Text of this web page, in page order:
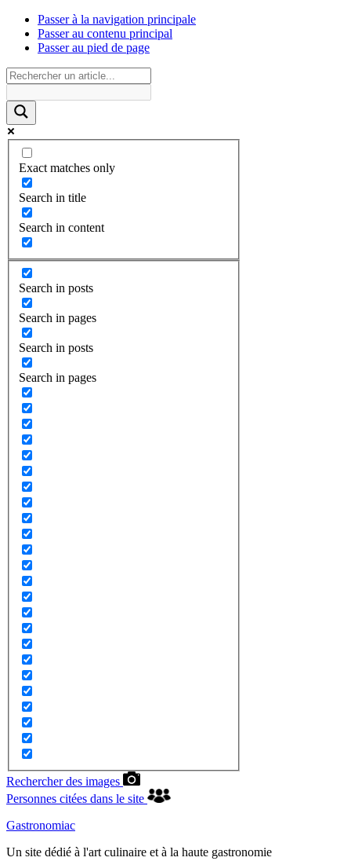
Passer à la navigation principale
Passer au contenu principal
Passer au pied de page
Exact matches only
Search in title
Search in content
Search in posts
Search in pages
Search in posts
Search in pages
Rechercher des images
Personnes citées dans le site
Gastronomiac
Un site dédié à l'art culinaire et à la haute gastronomie